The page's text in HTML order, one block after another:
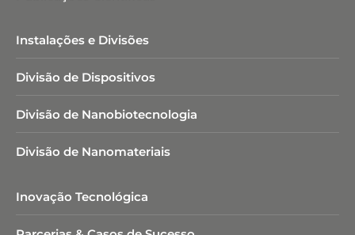
Instalações e Divisões
Divisão de Dispositivos
Divisão de Nanobiotecnologia​
Divisão de Nanomateriais
Inovação Tecnológica